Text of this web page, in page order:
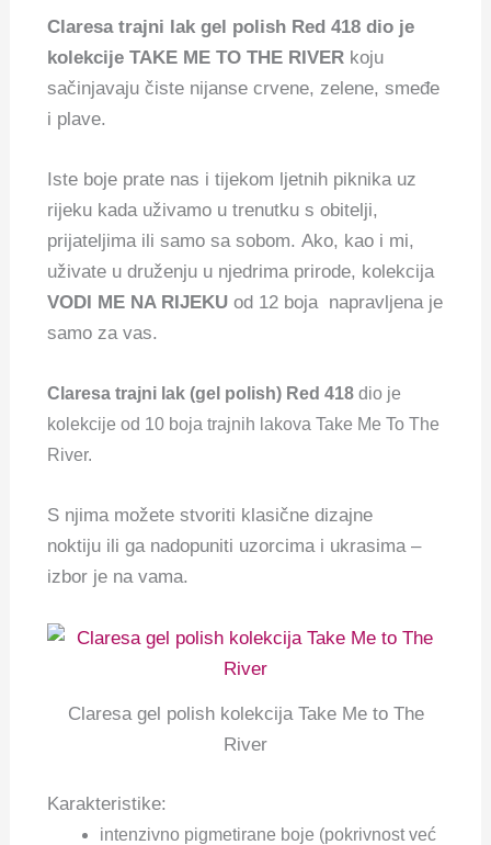
Claresa trajni lak gel polish Red 418 dio je
kolekcije TAKE ME TO THE RIVER koju
sačinjavaju čiste nijanse crvene, zelene, smeđe
i plave.
Iste boje prate nas i tijekom ljetnih piknika uz
rijeku kada uživamo u trenutku s obitelji,
prijateljima ili samo sa sobom.Ako, kao i mi,
uživate u druženju u njedrima prirode, kolekcija
VODI ME NA RIJEKU od 12 boja napravljena je
samo za vas.
Claresa trajni lak (gel polish) Red 418dio je
kolekcije od 10 boja trajnih lakova Take Me To The
River.
S njima možete stvoriti klasične dizajne
noktiju ili ga nadopuniti uzorcima i ukrasima –
izbor je na vama.
Claresa gel polish kolekcija Take Me to The
River
Karakteristike:
intenzivno pigmetirane boje (pokrivnost već